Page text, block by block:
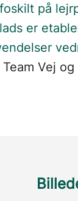
på
er
Team Vej